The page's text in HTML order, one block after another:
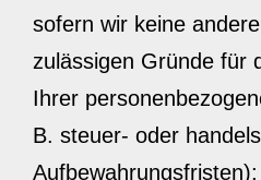
sofern wir keine
zulässigen Gründe für
Ihrer
B. steuer- oder